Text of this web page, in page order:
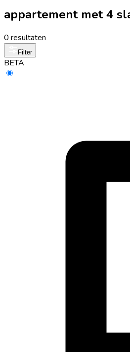
appartement met 4
0 resultaten
Filter
BETA